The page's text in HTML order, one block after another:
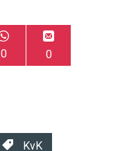
0 0
KvK